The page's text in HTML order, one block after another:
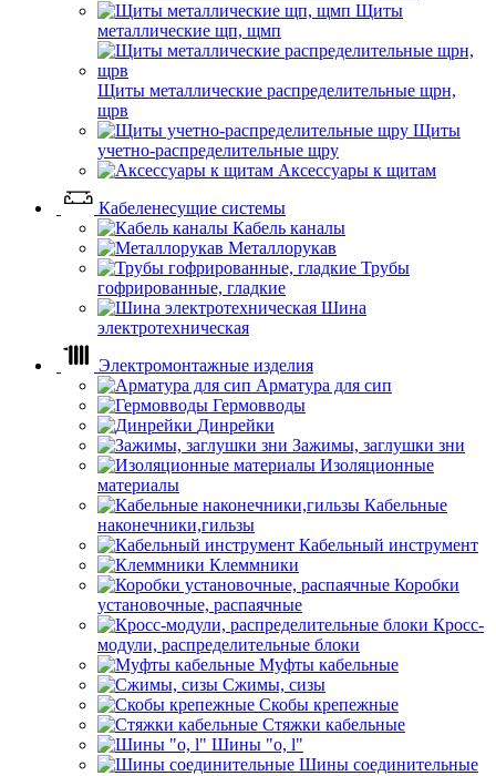
Щиты
металлические щп, щмп
Щиты металлические распределительные щрн,
щрв
Щиты
учетно-распределительные щру
Аксессуары к щитам
Кабеленесущие системы
Кабель каналы
Металлорукав
Трубы
гофрированные, гладкие
Шина
электротехническая
Электромонтажные изделия
Арматура для сип
Гермовводы
Динрейки
Зажимы, заглушки зни
Изоляционные
материалы
Кабельные
наконечники,гильзы
Кабельный инструмент
Клеммники
Коробки
установочные, распаячные
Кросс-
модули, распределительные блоки
Муфты кабельные
Сжимы, сизы
Скобы крепежные
Стяжки кабельные
Шины "o, l"
Шины соединительные